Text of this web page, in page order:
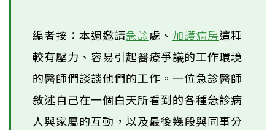
編者按：本週邀請急診處、 加護病房這種
較有壓力、容易引起醫療爭議的工作環境
的醫師們談談他們的工作。一位急診醫師
敘述自己在一個白天所看到的各種急診病
人與家屬的互動，以及最後幾段與同事分